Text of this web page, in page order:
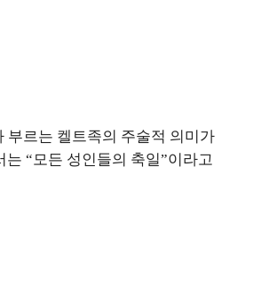
부르는 켈트족의 주술적 의미가
“모든 성인들의 축일”이라고